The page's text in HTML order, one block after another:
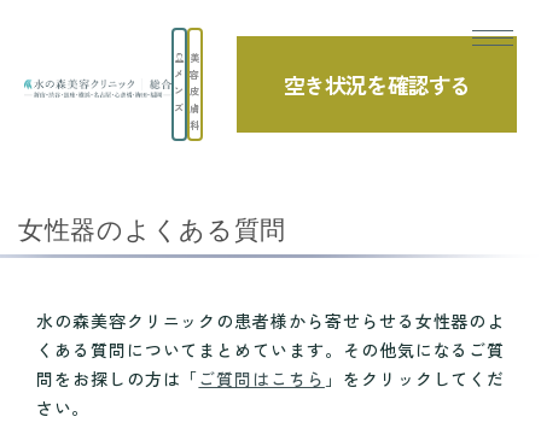
メ
ン
ズ
美
容
皮
膚
科
空き状況を確認する
よくあるご質問
よくあるご質問
女性器のよくある質問
水の森美容クリニックの患者様から寄せらせる女性器のよ
くある質問についてまとめています。その他気になるご質
問をお探しの方は「ご質問はこちら 」をクリックしてくだ
さい。